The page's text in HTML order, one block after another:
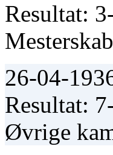
Resultat:
26-04-
Resultat:
Øvrige